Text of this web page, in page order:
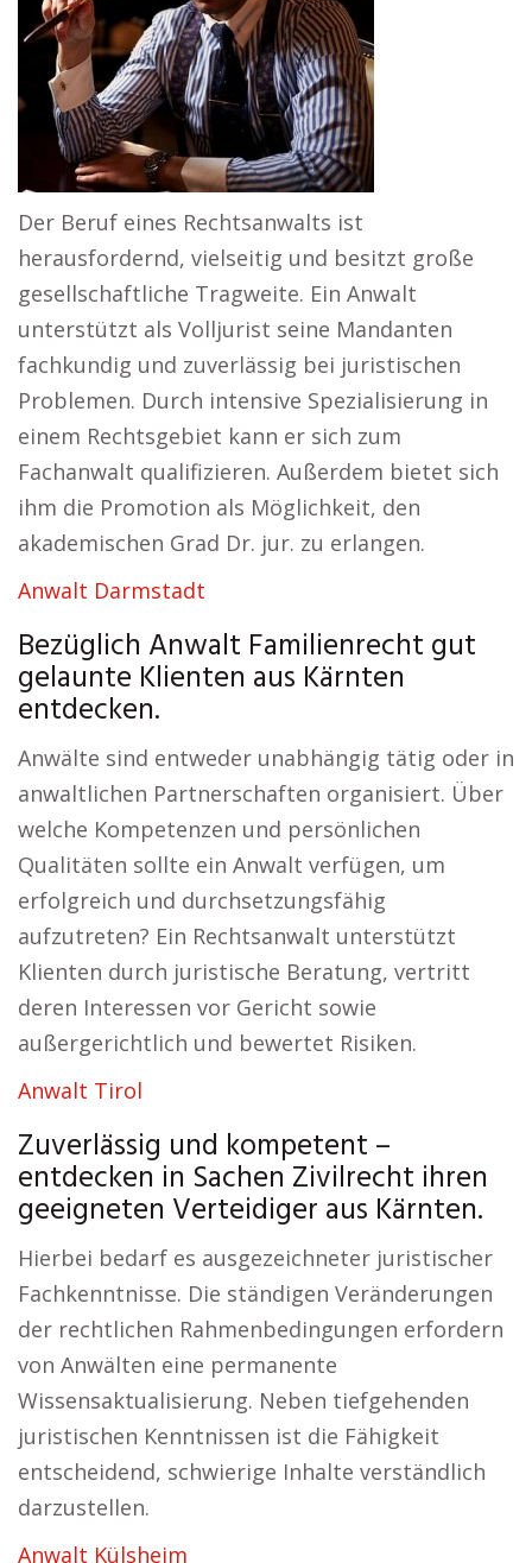
Der Beruf eines Rechtsanwalts ist
herausfordernd, vielseitig und besitzt große
gesellschaftliche Tragweite. Ein Anwalt
unterstützt als Volljurist seine Mandanten
fachkundig und zuverlässig bei juristischen
Problemen. Durch intensive Spezialisierung in
einem Rechtsgebiet kann er sich zum
Fachanwalt qualifizieren. Außerdem bietet sich
ihm die Promotion als Möglichkeit, den
akademischen Grad Dr. jur. zu erlangen.
Anwalt Darmstadt
Bezüglich Anwalt Familienrecht gut
gelaunte Klienten aus Kärnten
entdecken.
Anwälte sind entweder unabhängig tätig oder in
anwaltlichen Partnerschaften organisiert. Über
welche Kompetenzen und persönlichen
Qualitäten sollte ein Anwalt verfügen, um
erfolgreich und durchsetzungsfähig
aufzutreten? Ein Rechtsanwalt unterstützt
Klienten durch juristische Beratung, vertritt
deren Interessen vor Gericht sowie
außergerichtlich und bewertet Risiken.
Anwalt Tirol
Zuverlässig und kompetent –
entdecken in Sachen Zivilrecht ihren
geeigneten Verteidiger aus Kärnten.
Hierbei bedarf es ausgezeichneter juristischer
Fachkenntnisse. Die ständigen Veränderungen
der rechtlichen Rahmenbedingungen erfordern
von Anwälten eine permanente
Wissensaktualisierung. Neben tiefgehenden
juristischen Kenntnissen ist die Fähigkeit
entscheidend, schwierige Inhalte verständlich
darzustellen.
Anwalt Külsheim